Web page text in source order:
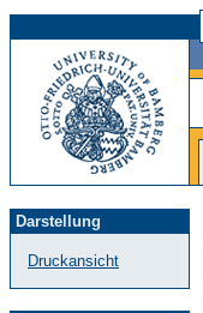
Darstellung
Druckansicht